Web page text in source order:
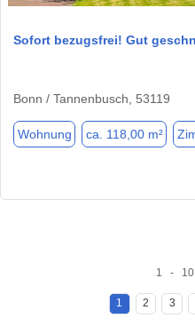
Sofort bezugsfrei! Gut
Bonn / Tannenbusch, 53119
Wohnung ca. 118,00 m²
1 -
1 2 3